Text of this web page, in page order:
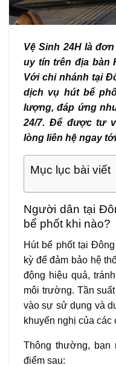
Vệ Sinh 24H là
uy tín trên địa bàn
Với chi nhánh tại
dịch vụ hút bể
lượng, đáp ứng
24/7. Để được tư
lòng liên hệ ngay
Mục lục bài viết
Người dân tại
bể phốt khi nào?
Hút bể phốt tại
kỳ để đảm bảo hệ
động hiệu quả,
môi trường. Tần
vào sự sử dụng và
khuyến nghị của các
Thông thường, bạn
điểm sau: